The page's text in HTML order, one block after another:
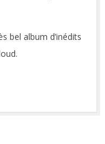
bel album d’inédits